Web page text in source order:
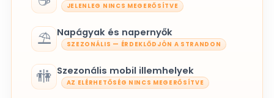
JELENLEG NINCS MEGERŐSÍTVE
⛱️ Napágyak és napernyők
SZEZONÁLIS — ÉRDEKLŐDJÖN A STRANDON
🚻 Szezonális mobil illemhelyek
AZ ELÉRHETŐSÉG NINCS MEGERŐSÍTVE